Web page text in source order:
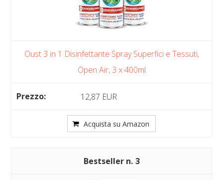
Oust 3 in 1 Disinfettante Spray Superfici e Tessuti,
Open Air, 3 x 400ml
12,87 EUR
Acquista su Amazon
3